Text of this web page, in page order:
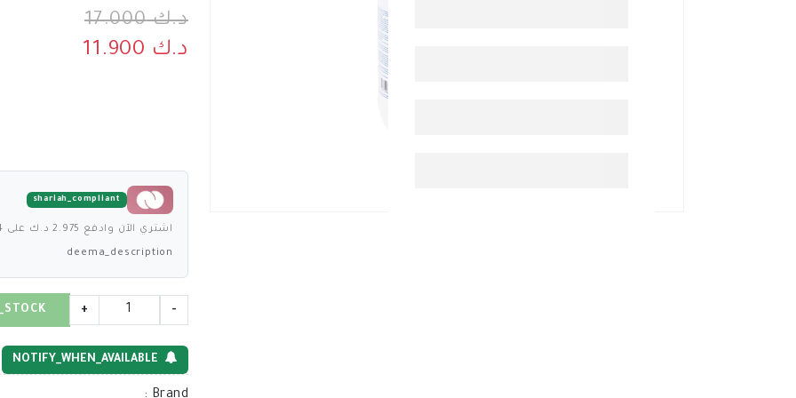
د.ك 17.000
د.ك 11.900
shariah_compliant
اشتري الآن وادفع 2.975 د.ك على 4 دفعات بدون فوائد
deema_description
-
+
NOTIFY_WHEN_AVAILABLE